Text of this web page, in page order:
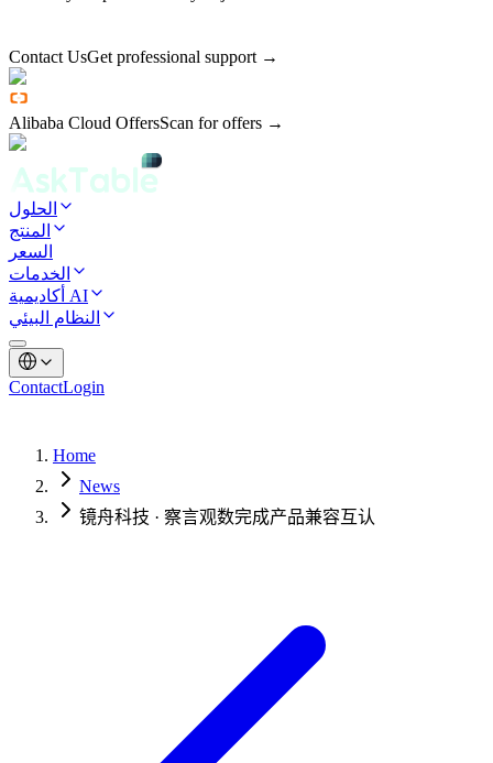
Contact UsGet professional support →
Alibaba Cloud OffersScan for offers →
الحلول
المنتج
السعر
الخدمات
أكاديمية AI
النظام البيئي
ContactLogin
Home
News
镜舟科技 · 察言观数完成产品兼容互认